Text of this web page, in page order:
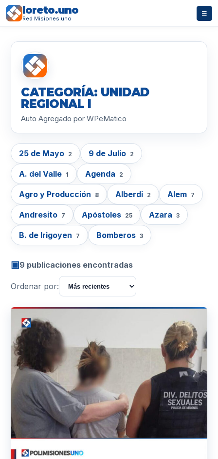
loreto.uno
Red Misiones.uno
☰
CATEGORÍA: UNIDAD
REGIONAL I
Auto Agregado por WPeMatico
25 de Mayo 2 9 de Julio 2
A. del Valle 1 Agenda 2
Agro y Producción 8 Alberdi 2 Alem 7
Andresito 7 Apóstoles 25 Azara 3
B. de Irigoyen 7 Bomberos 3
▣9 publicaciones encontradas
Ordenar por: